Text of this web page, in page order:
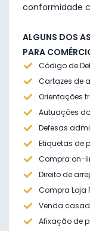
conformidade
ALGUNS DOS
PARA
Código de
Cartazes de
Orientações
Autuações do
Defesas
Etiquetas de
Compra on-
Direito de
Compra Loja
Venda
Afixação de